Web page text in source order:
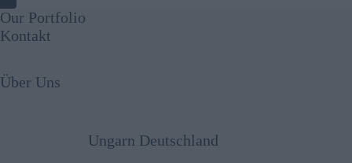
Our Portfolio
Kontakt
Über Uns
Ungarn Deutschland